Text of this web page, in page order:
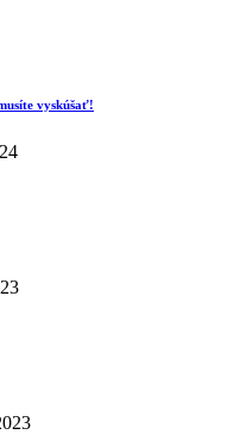
vyskúšať!